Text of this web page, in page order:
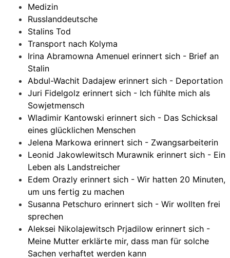
Medizin
Russlanddeutsche
Stalins Tod
Transport nach Kolyma
Irina Abramowna Amenuel erinnert sich - Brief an
Stalin
Abdul-Wachit Dadajew erinnert sich - Deportation
Juri Fidelgolz erinnert sich - Ich fühlte mich als
Sowjetmensch
Wladimir Kantowski erinnert sich - Das Schicksal
eines glücklichen Menschen
Jelena Markowa erinnert sich - Zwangsarbeiterin
Leonid Jakowlewitsch Murawnik erinnert sich - Ein
Leben als Landstreicher
Edem Orazly erinnert sich - Wir hatten 20 Minuten,
um uns fertig zu machen
Susanna Petschuro erinnert sich - Wir wollten frei
sprechen
Aleksei Nikolajewitsch Prjadilow erinnert sich -
Meine Mutter erklärte mir, dass man für solche
Sachen verhaftet werden kann